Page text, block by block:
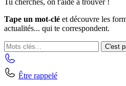
Tu cherches, on t'aide à trouver !
Tape un mot-clé et découvre les
actualités... qui te correspondent.
C'est
Être rappelé